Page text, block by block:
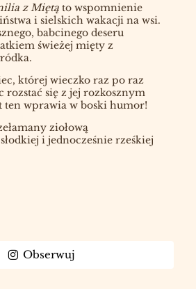
z Miętą to wspomnienie
i sielskich wakacji na wsi.
babcinego deseru
świeżej mięty z
której wieczko raz po raz
rozstać się z jej rozkosznym
ten wprawia w boski humor!
ziołową
i jednocześnie rześkiej
Obserwuj